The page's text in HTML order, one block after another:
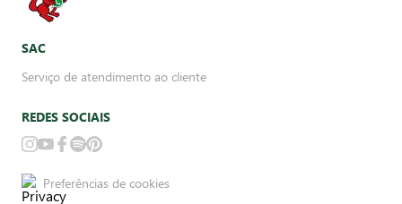
SAC
Serviço de atendimento ao cliente
REDES SOCIAIS
Preferências de cookies